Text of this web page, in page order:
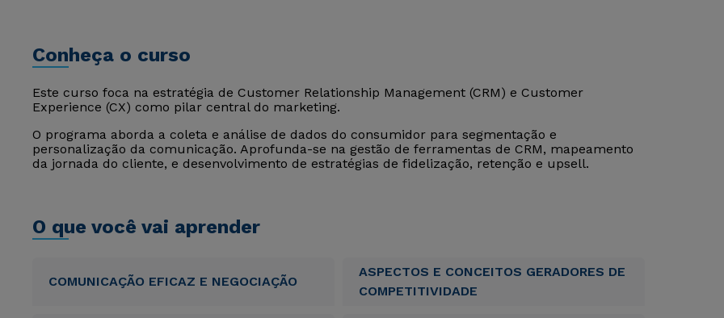
Conheça o curso
Este curso foca na estratégia de Customer Relationship Management (CRM) e Customer
Experience (CX) como pilar central do marketing.
O programa aborda a coleta e análise de dados do consumidor para segmentação e
personalização da comunicação. Aprofunda-se na gestão de ferramentas de CRM, mapeamento
da jornada do cliente, e desenvolvimento de estratégias de fidelização, retenção e upsell.
O que você vai aprender
COMUNICAÇÃO EFICAZ E NEGOCIAÇÃO
ASPECTOS E CONCEITOS GERADORES DE
COMPETITIVIDADE